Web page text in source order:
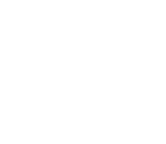
fight